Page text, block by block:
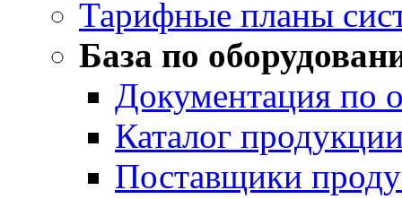
Тарифные планы
База по
Документация по
Каталог
Поставщики